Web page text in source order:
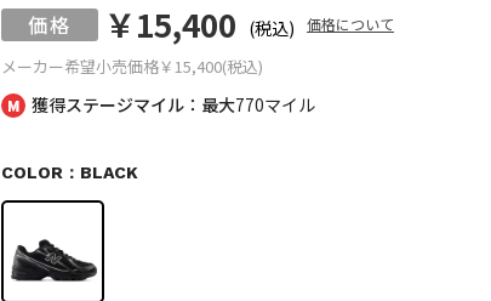
獲得ステージマイル：最大770マイル
メーカー希望小売価格￥15,400(税込)
￥15,400 (税込) 価格について
COLOR：BLACK